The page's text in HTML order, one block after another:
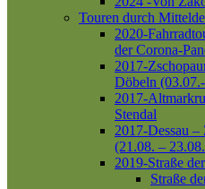
Touren durch
2020-
der Corona-
2017-
Döbeln
2017-
Stendal
2017-Dessau
(21.08. –
2019-Straße
Straße